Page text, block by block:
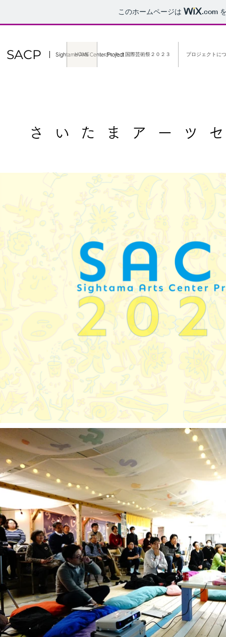
このホームページは .com
SACP Sightama Arts Center Project
HOME さいたま国際芸術祭２０２３ プロジェクトに
さいたまアーツ